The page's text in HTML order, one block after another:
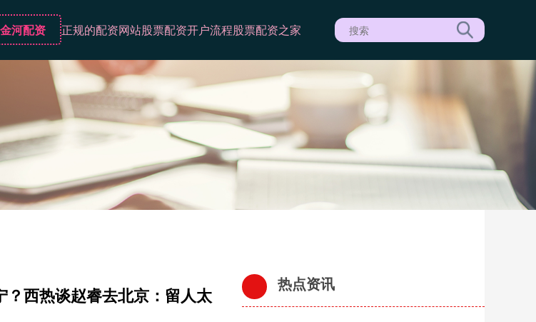
金河配资 正规的配资网站股票配资开户流程股票配资之家
西热谈赵睿去北京：留人太
热点资讯